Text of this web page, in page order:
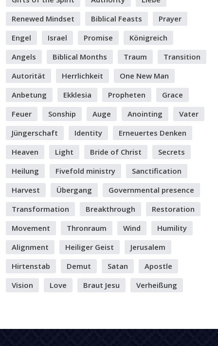
Renewed Mindset
Biblical Feasts
Prayer
Engel
Israel Promise
Königreich
Angels
Biblical Months Traum
Transition
Autorität
Herrlichkeit
One New Man
Anbetung
Ekklesia Propheten
Grace
Feuer
Sonship Auge Anointing
Vater
Jüngerschaft
Identity
Erneuertes Denken
Heaven
Light Bride of Christ
Secrets
Heilung
Fivefold ministry
Sanctification
Harvest
Übergang
Governmental presence
Transformation
Breakthrough
Restoration
Movement
Thronraum Wind
Humility
Alignment
Heiliger Geist
Jerusalem
Hirtenstab
Demut Satan
Apostle
Vision
Love Braut Jesu Verheißung